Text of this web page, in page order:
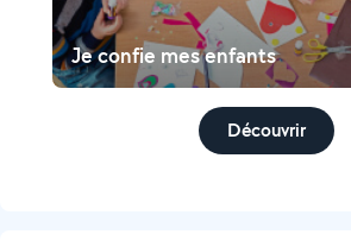
Je confie mes enfants
Découvrir